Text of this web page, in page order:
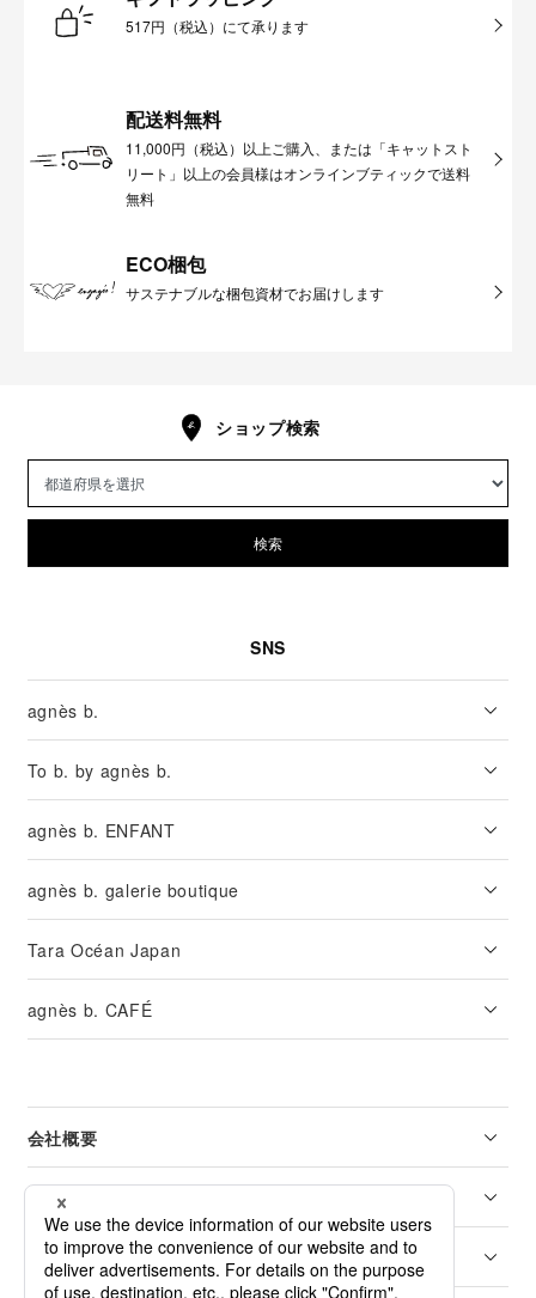
517円（税込）にて承ります
配送料無料
11,000円（税込）以上ご購入、または「キャットスト
リート」以上の会員様はオンラインブティックで送料
無料
ECO梱包
サステナブルな梱包資材でお届けします
ショップ検索
検索
SNS
agnès b.
To b. by agnès b.
agnès b. ENFANT
agnès b. galerie boutique
Tara Océan Japan
agnès b. CAFÉ
会社概要
リーガル
カスタマーサービス